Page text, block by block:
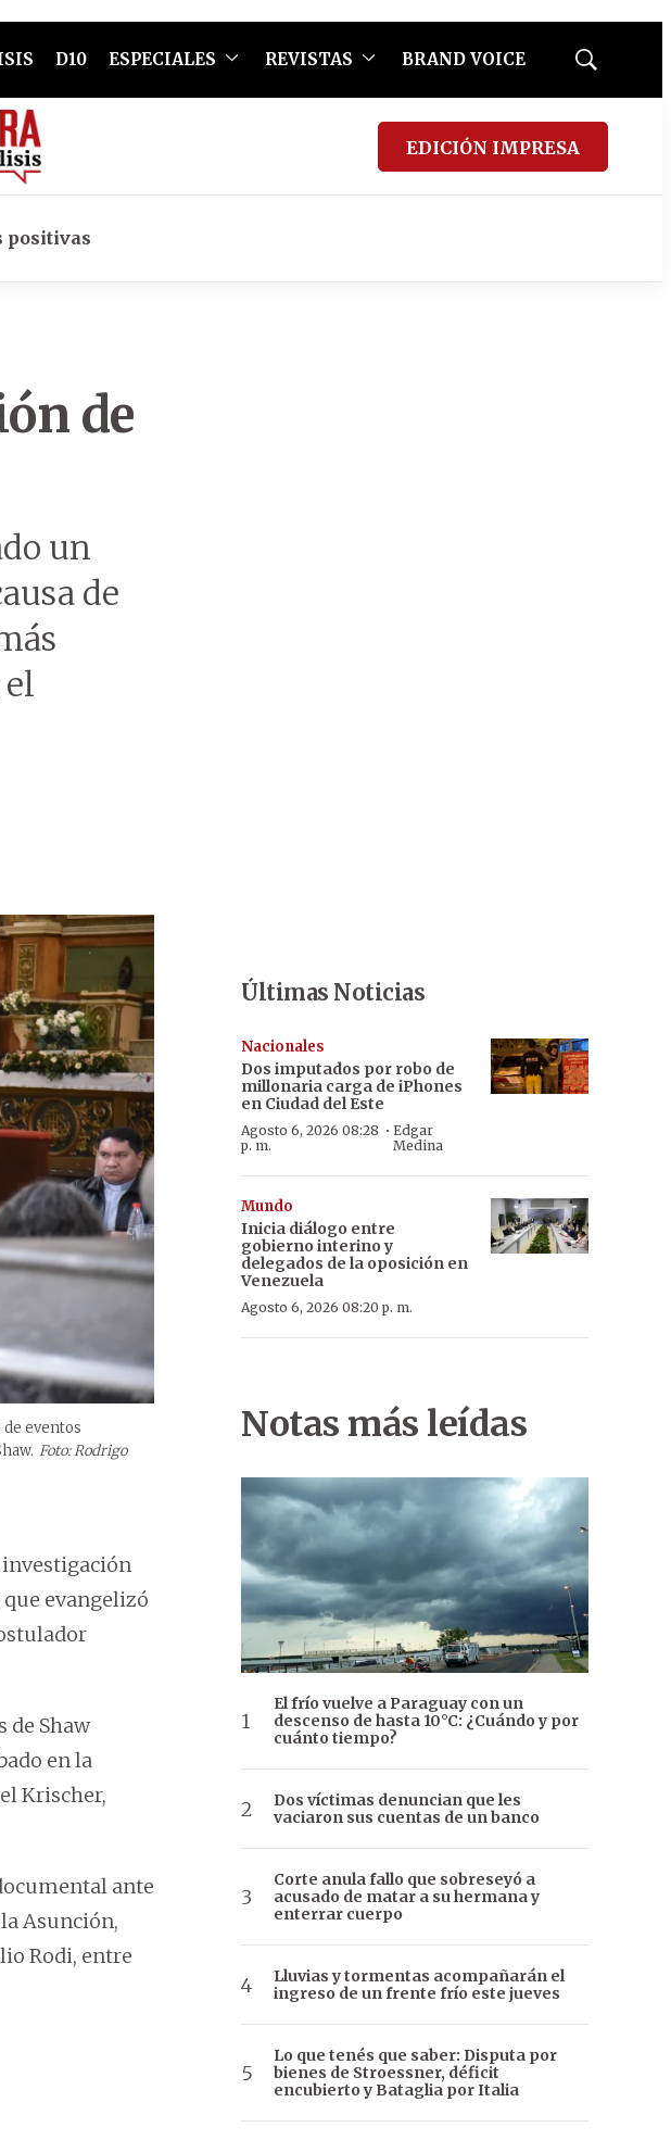
D10 ESPECIALES REVISTAS BRAND VOICE
Mostrar
EDICIÓN IMPRESA
positivas
de
un
de
de eventos
Foto: Rodrigo
investigación
evangelizó
de Shaw
en la
Krischer,
ante
Asunción,
Rodi, entre
Últimas Noticias
Nacionales
Dos imputados por robo de
millonaria carga de iPhones
en Ciudad del Este
Agosto 6, 2026 08:28
p. m.
· Edgar
Medina
Mundo
Inicia diálogo entre
gobierno interino y
delegados de la oposición en
Venezuela
Agosto 6, 2026 08:20 p. m.
Notas más leídas
El frío vuelve a Paraguay con un
descenso de hasta 10°C: ¿Cuándo y por
cuánto tiempo?
Dos víctimas denuncian que les
vaciaron sus cuentas de un banco
Corte anula fallo que sobreseyó a
acusado de matar a su hermana y
enterrar cuerpo
Lluvias y tormentas acompañarán el
ingreso de un frente frío este jueves
Lo que tenés que saber: Disputa por
bienes de Stroessner, déficit
encubierto y Bataglia por Italia